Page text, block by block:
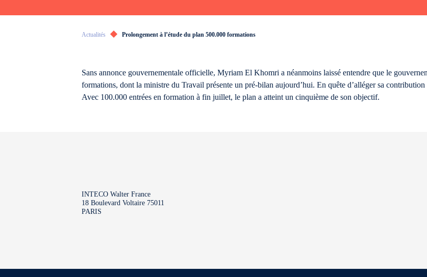
Actualités Prolongement à l’étude du plan 500.000 formations
Sans annonce gouvernementale officielle, Myriam El Khomri a néanmoins laissé entendre que le
formations, dont la ministre du Travail présente un pré-bilan aujourd’hui. En quête d’alléger sa
Avec 100.000 entrées en formation à fin juillet, le plan a atteint un cinquième de son objectif.
INTECO Walter France
18 Boulevard Voltaire 75011
PARIS